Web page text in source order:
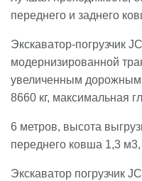
переднего и заднего
Экскаватор-погрузчик
модернизированной
увеличенным дорожным
8660 кг, максимальная
6 метров, высота
переднего ковша 1,3 м3,
Экскаватор погрузчик